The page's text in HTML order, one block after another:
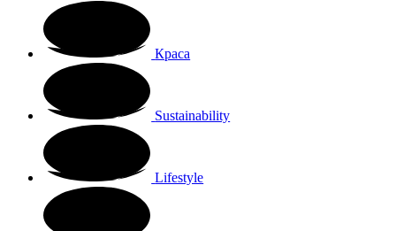
Краса
Sustainability
Lifestyle